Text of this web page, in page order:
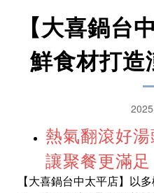
【大喜鍋台
鮮食材打造
熱氣翻滾好
讓聚餐更滿足
【大喜鍋台中太平店】以